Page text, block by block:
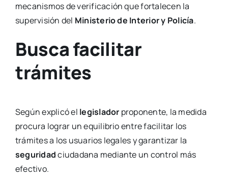
mecanismos de verificación que fortalecen la
supervisión del Ministerio de Interior y Policía.
Busca facilitar
trámites
Según explicó el legislador proponente, la medida
procura lograr un equilibrio entre facilitar los
trámites a los usuarios legales y garantizar la
seguridadciudadana mediante un control más
efectivo.